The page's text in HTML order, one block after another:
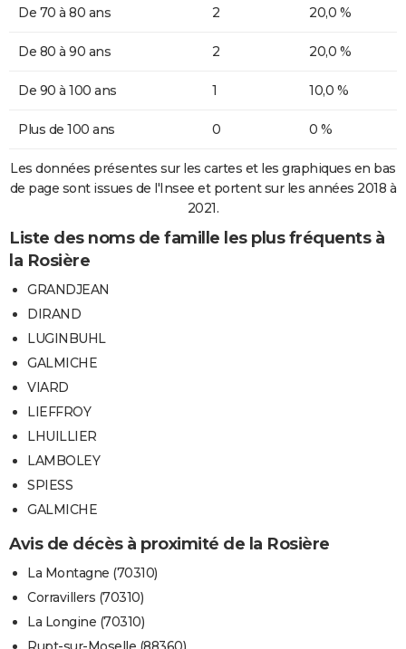
De 70 à 80 ans 2 20,0 %
De 80 à 90 ans 2 20,0 %
De 90 à 100 ans 1 10,0 %
Plus de 100 ans 0 0 %
Les données présentes sur les cartes et les graphiques en bas
de page sont issues de l'Insee et portent sur les années 2018 à
2021.
Liste des noms de famille les plus fréquents à
la Rosière
GRANDJEAN
DIRAND
LUGINBUHL
GALMICHE
VIARD
LIEFFROY
LHUILLIER
LAMBOLEY
SPIESS
GALMICHE
Avis de décès à proximité de la Rosière
La Montagne (70310)
Corravillers (70310)
La Longine (70310)